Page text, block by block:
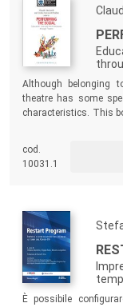
Although belonging
theatre has some
characteristics. This
theatre with
speakers at the
Education, Care and
fields of education,
cod.
10031.1
È possibile